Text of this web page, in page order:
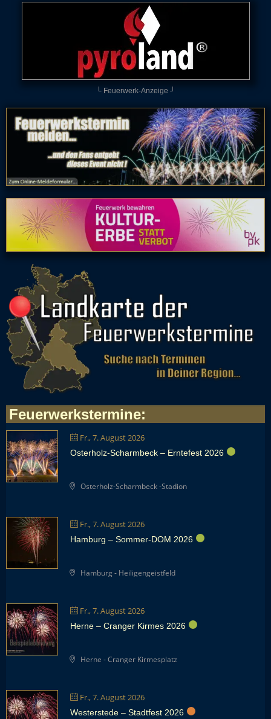
└ Feuerwerk-Anzeige ┘
Feuerwerkstermine:
Fr., 7. August 2026
Osterholz-Scharmbeck – Erntefest 2026
Osterholz-Scharmbeck -Stadion
Fr., 7. August 2026
Hamburg – Sommer-DOM 2026
Hamburg - Heiligengeistfeld
Fr., 7. August 2026
Herne – Cranger Kirmes 2026
Herne - Cranger Kirmesplatz
Fr., 7. August 2026
Westerstede – Stadtfest 2026